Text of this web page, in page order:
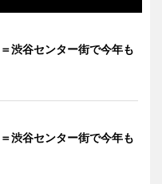
渋谷センター街で今年も
渋谷センター街で今年も